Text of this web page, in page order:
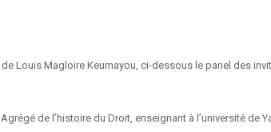
Louis Magloire Keumayou, ci-dessous le panel des
de l’histoire du Droit, enseignant à l’université de